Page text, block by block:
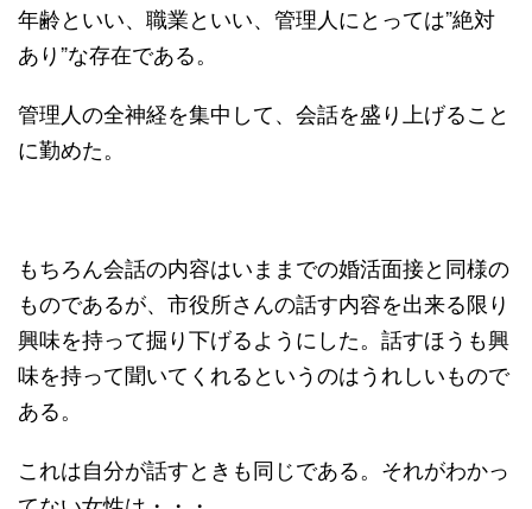
年齢といい、職業といい、管理人にとっては”絶対
あり”な存在である。
管理人の全神経を集中して、会話を盛り上げること
に勤めた。
もちろん会話の内容はいままでの婚活面接と同様の
ものであるが、市役所さんの話す内容を出来る限り
興味を持って掘り下げるようにした。話すほうも興
味を持って聞いてくれるというのはうれしいもので
ある。
これは自分が話すときも同じである。それがわかっ